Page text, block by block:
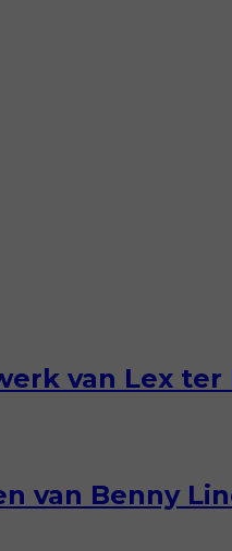
van Lex ter
van Benny